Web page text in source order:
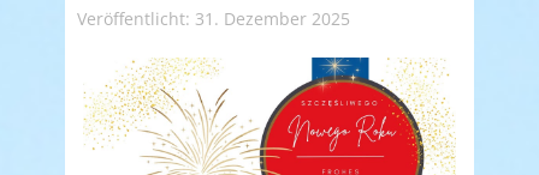
Veröffentlicht: 31. Dezember 2025